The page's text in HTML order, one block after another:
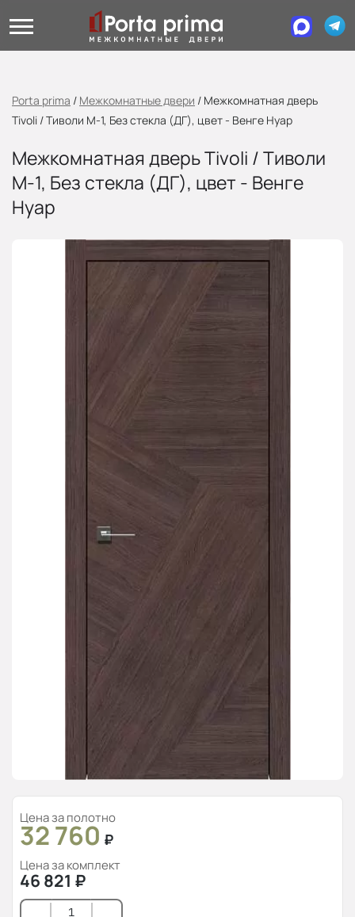
Porta prima / Межкомнатные двери / Межкомнатная дверь
Tivoli / Тиволи М-1, Без стекла (ДГ), цвет - Венге Нуар
Межкомнатная дверь Tivoli / Тиволи
М-1, Без стекла (ДГ), цвет - Венге
Нуар
Цена за полотно
32 760 ₽
Цена за комплект
46 821 ₽